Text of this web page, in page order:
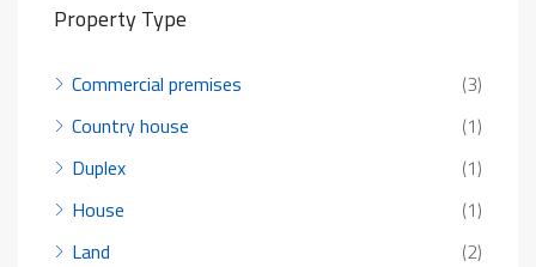
Property Type
Commercial premises
(3)
Country house
(1)
Duplex
(1)
House
(1)
Land
(2)